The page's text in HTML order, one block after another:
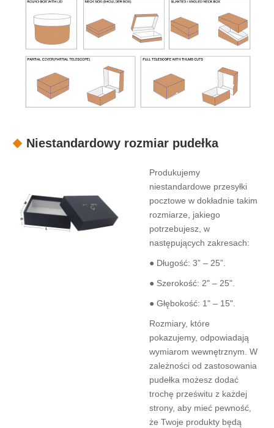
Niestandardowy rozmiar pudełka
Produkujemy
niestandardowe przesyłki
pocztowe w dokładnie takim
rozmiarze, jakiego
potrzebujesz, w
następujących zakresach:
● Długość: 3” – 25”.
● Szerokość: 2" – 25".
● Głębokość: 1" – 15".
Rozmiary, które
pokazujemy, odpowiadają
wymiarom wewnętrznym. W
zależności od zastosowania
pudełka możesz dodać
trochę prześwitu z każdej
strony, aby mieć pewność,
że Twoje produkty będą